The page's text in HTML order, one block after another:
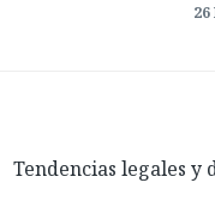
26
Tendencias legales y